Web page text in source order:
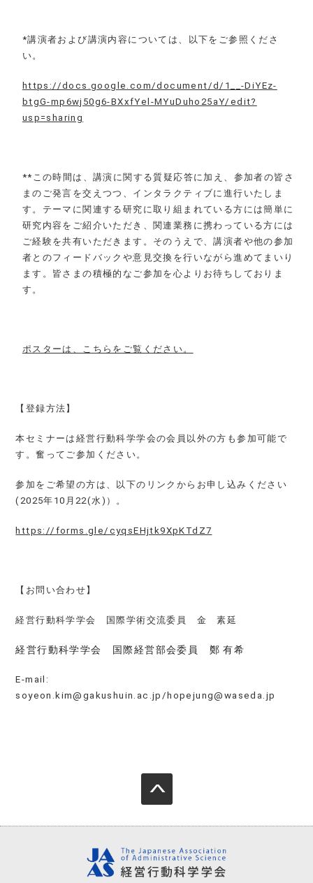
*講演者および講演内容については、以下をご参照くださ
い。
https://docs.google.com/document/d/1__-DiYEz-
btgG-mp6wj50g6-BXxfYel-MYuDuho25aY/edit?
usp=sharing
** この時間は、講演に関する質疑応答に加え、参加者の皆さ
まのご発言を交えつつ、インタラクティブに進行いたしま
す。テーマに関連する研究に取り組まれている方には簡単に
研究内容をご紹介いただき、関連業務に携わっている方には
ご経験を共有いただきます。そのうえで、講演者や他の参加
者とのフィードバックや意見交換を行いながら進めてまいり
ます。皆さまの積極的なご参加を心よりお待ちしておりま
す。
ポスターは、こちらをご覧ください。
【登録方法】
本セミナーは経営行動科学学会の会員以外の方も参加可能で
す。奮ってご参加ください。
参加をご希望の方は、以下のリンクからお申し込みください
(2025年10月22(水)）。
https://forms.gle/cyqsEHjtk9XpKTdZ7
【お問い合わせ】
経営行動科学学会 国際学術交流委員 金 素延
経営行動科学学会 国際経営部会委員 鄭 有希
E-mail:
soyeon.kim@gakus huin.ac.jp/hopejung@waseda.jp